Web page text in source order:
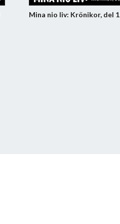
Mina nio liv: Krönikor, del 1